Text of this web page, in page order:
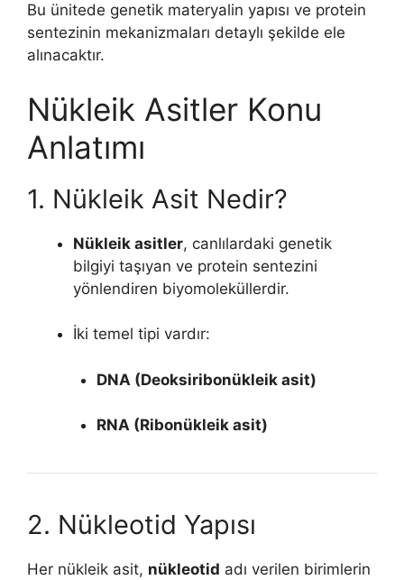
Bu ünitede genetik materyalin yapısı ve protein
sentezinin mekanizmaları detaylı şekilde ele
alınacaktır.
Nükleik Asitler Konu
Anlatımı
1. Nükleik Asit Nedir?
Nükleik asitler, canlılardaki genetik
bilgiyi taşıyan ve protein sentezini
yönlendiren biyomoleküllerdir.
İki temel tipi vardır:
DNA (Deoksiribonükleik asit)
RNA (Ribonükleik asit)
2. Nükleotid Yapısı
Her nükleik asit, nükleotid adı verilen birimlerin